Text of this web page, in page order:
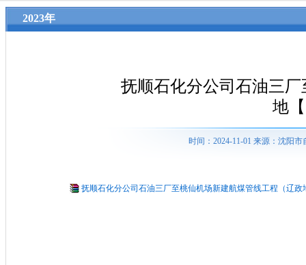
2023年
抚顺石化分公司石油三
地
时间：2024-11-01 来源：沈阳
抚顺石化分公司石油三厂至桃仙机场新建航煤管线工程（辽政